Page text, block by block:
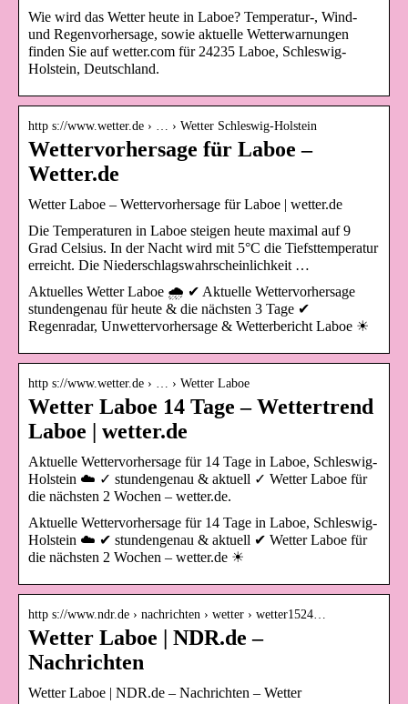
Wie wird das Wetter heute in Laboe? Temperatur-, Wind-
und Regenvorhersage, sowie aktuelle Wetterwarnungen
finden Sie auf wetter.com für 24235 Laboe, Schleswig-
Holstein, Deutschland.
http s://www.wetter.de › … › Wetter Schleswig-Holstein
Wettervorhersage für Laboe –
Wetter.de
Wetter Laboe – Wettervorhersage für Laboe | wetter.de
Die Temperaturen in Laboe steigen heute maximal auf 9
Grad Celsius. In der Nacht wird mit 5°C die Tiefsttemperatur
erreicht. Die Niederschlagswahrscheinlichkeit …
Aktuelles Wetter Laboe 🌧️ ✔ Aktuelle Wettervorhersage
stundengenau für heute & die nächsten 3 Tage ✔
Regenradar, Unwettervorhersage & Wetterbericht Laboe ☀
http s://www.wetter.de › … › Wetter Laboe
Wetter Laboe 14 Tage – Wettertrend
Laboe | wetter.de
Aktuelle Wettervorhersage für 14 Tage in Laboe, Schleswig-
Holstein ☁️ ✓ stundengenau & aktuell ✓ Wetter Laboe für
die nächsten 2 Wochen – wetter.de.
Aktuelle Wettervorhersage für 14 Tage in Laboe, Schleswig-
Holstein ☁️ ✔ stundengenau & aktuell ✔ Wetter Laboe für
die nächsten 2 Wochen – wetter.de ☀
http s://www.ndr.de › nachrichten › wetter › wetter1524…
Wetter Laboe | NDR.de –
Nachrichten
Wetter Laboe | NDR.de – Nachrichten – Wetter